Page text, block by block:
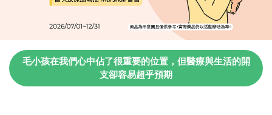
毛小孩在我們心中佔了很重要的位置，但醫療與生活的開
支卻容易超乎預期